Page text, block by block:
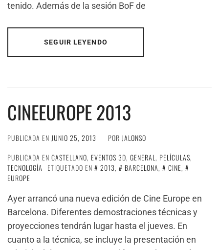
tenido. Además de la sesión BoF de
SEGUIR LEYENDO
CINEEUROPE 2013
PUBLICADA EN JUNIO 25, 2013 POR JALONSO
PUBLICADA EN CASTELLANO, EVENTOS 3D, GENERAL, PELÍCULAS,
TECNOLOGÍA
ETIQUETADO EN 2013, BARCELONA, CINE,
EUROPE
Ayer arrancó una nueva edición de Cine Europe en
Barcelona. Diferentes demostraciones técnicas y
proyecciones tendrán lugar hasta el jueves. En
cuanto a la técnica, se incluye la presentación en